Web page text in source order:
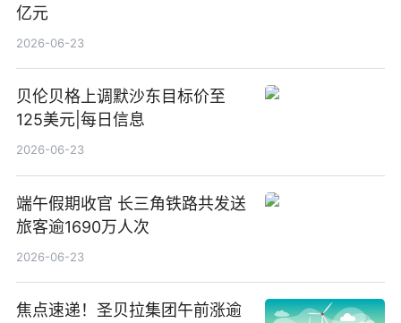
亿元
2026-06-23
贝伦贝格上调默沙东目标价至
125美元|每日信息
2026-06-23
端午假期收官 长三角铁路共发送
旅客逾1690万人次
2026-06-23
焦点速递！圣贝拉集团午前涨逾